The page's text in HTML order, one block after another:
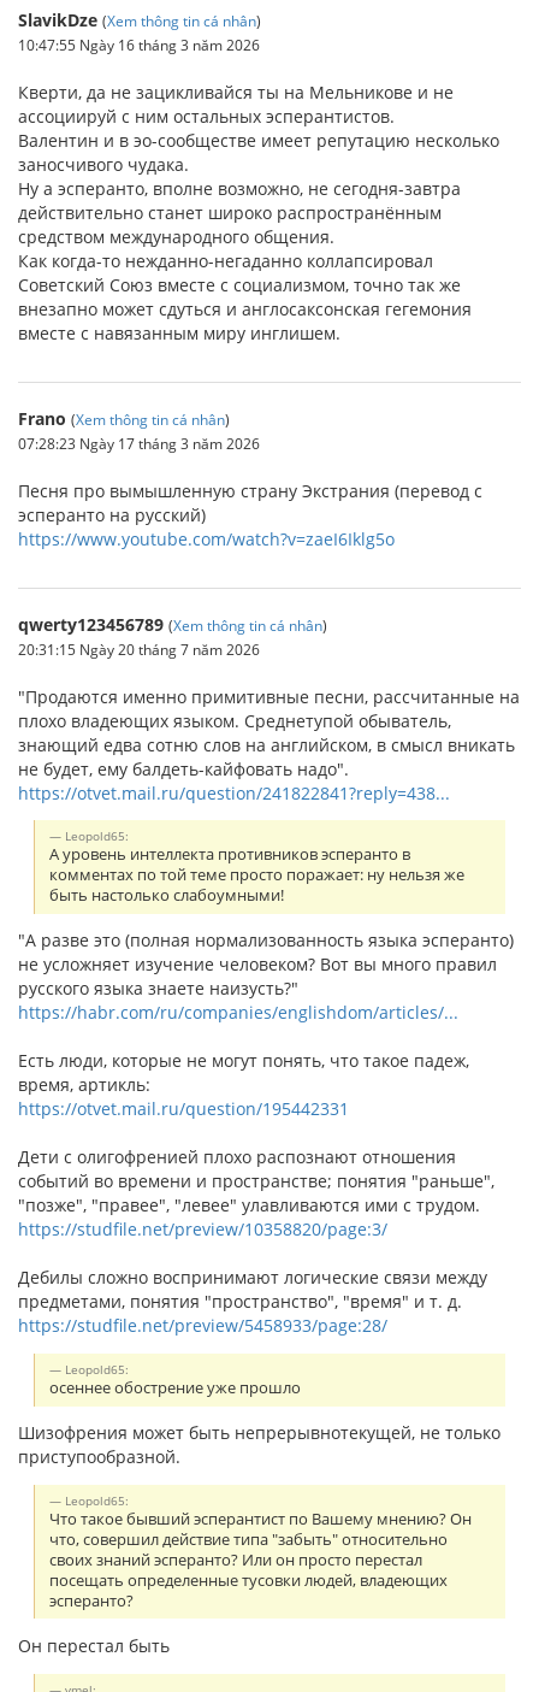
SlavikDze (Xem thông tin cá nhân)
10:47:55 Ngày 16 tháng 3 năm 2026
Кверти, да не зацикливайся ты на Мельникове и не
ассоциируй с ним остальных эсперантистов.
Валентин и в эо-сообществе имеет репутацию несколько
заносчивого чудака.
Ну а эсперанто, вполне возможно, не сегодня-завтра
действительно станет широко распространённым
средством международного общения.
Как когда-то нежданно-негаданно коллапсировал
Советский Союз вместе с социализмом, точно так же
внезапно может сдуться и англосаксонская гегемония
вместе с навязанным миру инглишем.
Frano (Xem thông tin cá nhân)
07:28:23 Ngày 17 tháng 3 năm 2026
Песня про вымышленную страну Экстрания (перевод с
эсперанто на русский)
https://www.youtube.com/watch?v=zaeI6Iklg5o
qwerty123456789 (Xem thông tin cá nhân)
20:31:15 Ngày 20 tháng 7 năm 2026
"Продаются именно примитивные песни, рассчитанные на
плохо владеющих языком. Среднетупой обыватель,
знающий едва сотню слов на английском, в смысл вникать
не будет, ему балдеть-кайфовать надо".
https://otvet.mail.ru/question/241822841?reply=438...
Leopold65:
А уровень интеллекта противников эсперанто в
комментах по той теме просто поражает: ну нельзя же
быть настолько слабоумными!
"А разве это (полная нормализованность языка эсперанто)
не усложняет изучение человеком? Вот вы много правил
русского языка знаете наизусть?"
https://habr.com/ru/companies/englishdom/articles/...
Есть люди, которые не могут понять, что такое падеж,
время, артикль:
https://otvet.mail.ru/question/195442331
Дети с олигофренией плохо распознают отношения
событий во времени и пространстве; понятия "раньше",
"позже", "правее", "левее" улавливаются ими с трудом.
https://studfile.net/preview/10358820/page:3/
Дебилы сложно воспринимают логические связи между
предметами, понятия "пространство", "время" и т. д.
https://studfile.net/preview/5458933/page:28/
Leopold65:
осеннее обострение уже прошло
Шизофрения может быть непрерывнотекущей, не только
приступообразной.
Leopold65:
Что такое бывший эсперантист по Вашему мнению? Он
что, совершил действие типа "забыть" относительно
своих знаний эсперанто? Или он просто перестал
посещать определенные тусовки людей, владеющих
эсперанто?
Он перестал быть